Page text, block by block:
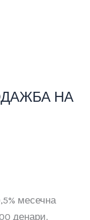
НА
месечна
денари.